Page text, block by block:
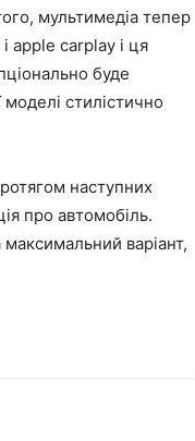
мультимедіа тепер
apple carplay і ця
буде
стилістично
наступних
про автомобіль.
варіант,